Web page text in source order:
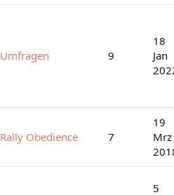
Umfragen 9
18
Jan
Rally Obedience 7
19
Mrz
5